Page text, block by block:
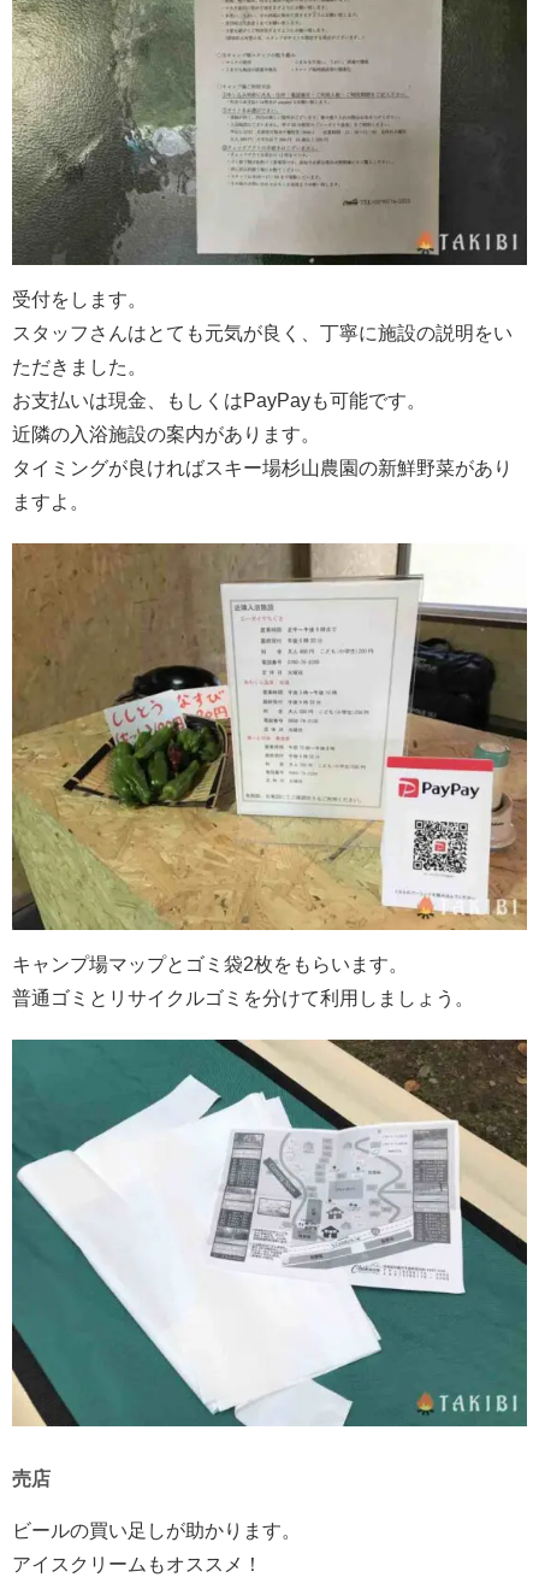
受付をします。
スタッフさんはとても元気が良く、丁寧に施設の説明をい
ただきました。
お支払いは現金、もしくはPayPayも可能です。
近隣の入浴施設の案内があります。
タイミングが良ければスキー場杉山農園の新鮮野菜があり
ますよ。
キャンプ場マップとゴミ袋2枚をもらいます。
普通ゴミとリサイクルゴミを分けて利用しましょう。
売店
ビールの買い足しが助かります。
アイスクリームもオススメ！